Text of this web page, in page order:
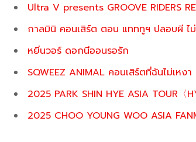
Ultra V presents GROOVE RIDERS
กาลมินิ คอนเสิร์ต ตอน แทททูฯ ปลอบผี ไ
หยิ่นวอร์ ดอกนีออนรอรัก
SQWEEZ ANIMAL คอนเสิร์ตที่ฉันไม่เหงา
2025 PARK SHIN HYE ASIA TOUR〈
2025 CHOO YOUNG WOO ASIA